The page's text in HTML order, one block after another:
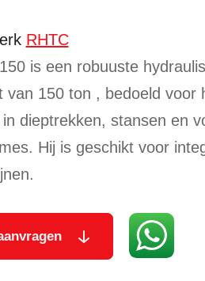
RHTC
is een robuuste
van 150 ton , bedoeld voor
diep­trekken, stansen en
Hij is geschikt voor